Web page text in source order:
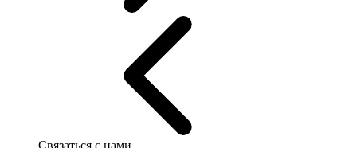
Связаться с нами